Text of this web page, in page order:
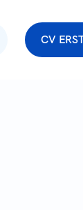
CV